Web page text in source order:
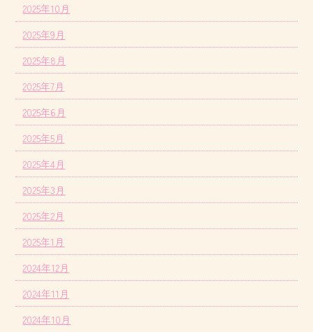
2025年10月
2025年9月
2025年8月
2025年7月
2025年6月
2025年5月
2025年4月
2025年3月
2025年2月
2025年1月
2024年12月
2024年11月
2024年10月